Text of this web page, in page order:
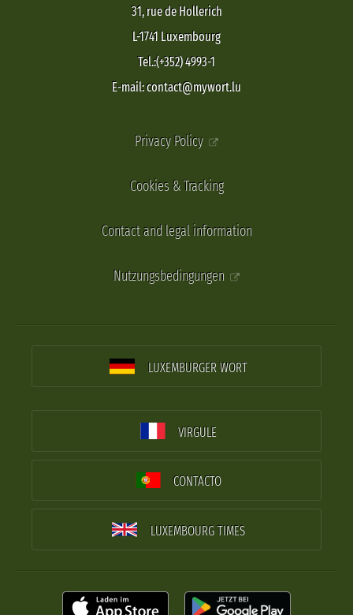
31, rue de Hollerich
L-1741 Luxembourg
Tel.:(+352) 4993-1
E-mail: contact@mywort.lu
Privacy Policy
Cookies & Tracking
Contact and legal information
Nutzungsbedingungen
LUXEMBURGER WORT
VIRGULE
CONTACTO
LUXEMBOURG TIMES